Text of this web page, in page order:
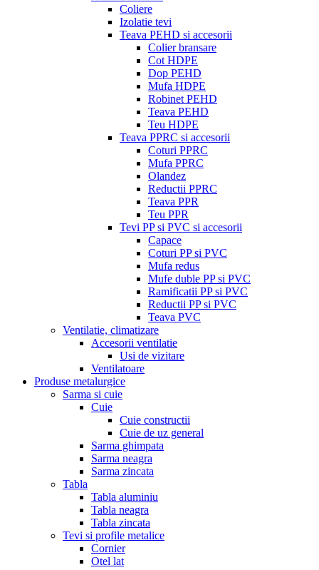
Coliere
Izolatie tevi
Teava PEHD si accesorii
Colier bransare
Cot HDPE
Dop PEHD
Mufa HDPE
Robinet PEHD
Teava PEHD
Teu HDPE
Teava PPRC si accesorii
Coturi PPRC
Mufa PPRC
Olandez
Reductii PPRC
Teava PPR
Teu PPR
Tevi PP si PVC si accesorii
Capace
Coturi PP si PVC
Mufa redus
Mufe duble PP si PVC
Ramificatii PP si PVC
Reductii PP si PVC
Teava PVC
Ventilatie, climatizare
Accesorii ventilatie
Usi de vizitare
Ventilatoare
Produse metalurgice
Sarma si cuie
Cuie
Cuie constructii
Cuie de uz general
Sarma ghimpata
Sarma neagra
Sarma zincata
Tabla
Tabla aluminiu
Tabla neagra
Tabla zincata
Tevi si profile metalice
Cornier
Otel lat